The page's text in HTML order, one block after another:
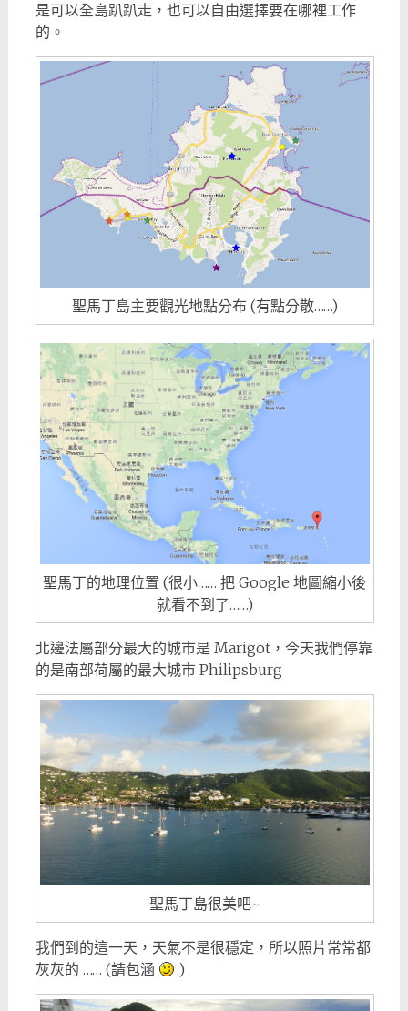
是可以全島趴趴走，也可以自由選擇要在哪裡工作
的。
聖馬丁島主要觀光地點分布 (有點分散……)
聖馬丁的地理位置 (很小…… 把 Google 地圖縮小後
就看不到了……)
北邊法屬部分最大的城市是 Marigot，今天我們停靠
的是南部荷屬的最大城市 Philipsburg
聖馬丁島很美吧~
我們到的這一天，天氣不是很穩定，所以照片常常都
灰灰的 …… (請包涵
)